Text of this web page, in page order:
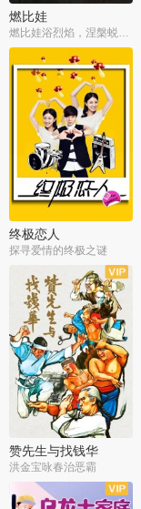
燃比娃
燃比娃浴烈焰，涅槃蜕变成人
终极恋人
探寻爱情的终极之谜
赞先生与找钱华
洪金宝咏春治恶霸